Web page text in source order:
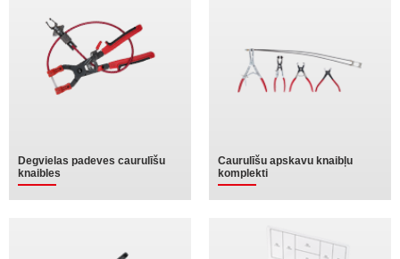
Degvielas padeves caurulīšu
knaibles
Caurulīšu apskavu knaibļu
komplekti